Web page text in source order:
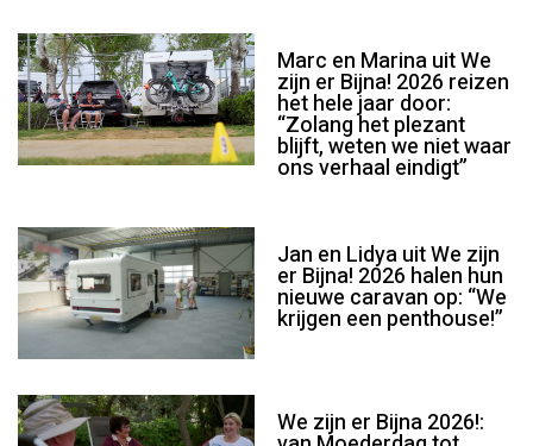
Marc en Marina uit We
zijn er Bijna! 2026 reizen
het hele jaar door:
“Zolang het plezant
blijft, weten we niet waar
ons verhaal eindigt”
Jan en Lidya uit We zijn
er Bijna! 2026 halen hun
nieuwe caravan op: “We
krijgen een penthouse!”
We zijn er Bijna 2026!: